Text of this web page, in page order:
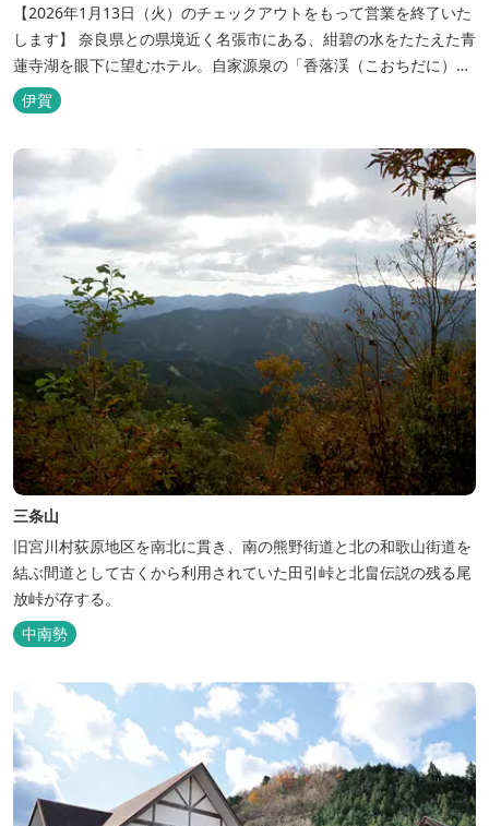
【2026年1月13日（火）のチェックアウトをもって営業を終了いた
します】 奈良県との県境近く名張市にある、紺碧の水をたたえた青
蓮寺湖を眼下に望むホテル。自家源泉の「香落渓（こおちだに）温
泉」は天然アルカリ泉。露天風呂から眺める湖は、遮るものがな
く、絶景と評判です。
伊賀
三条山
旧宮川村荻原地区を南北に貫き、南の熊野街道と北の和歌山街道を
結ぶ間道として古くから利用されていた田引峠と北畠伝説の残る尾
放峠が存する。
中南勢